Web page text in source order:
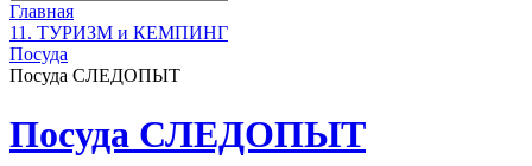
Главная
11. ТУРИЗМ и КЕМПИНГ
Посуда
Посуда СЛЕДОПЫТ
Посуда СЛЕДОПЫТ